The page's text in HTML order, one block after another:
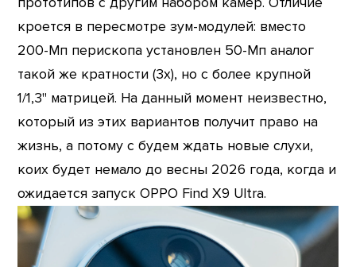
кроется в пересмотре зум-модулей: вместо
200-Мп перископа установлен 50-Мп аналог
такой же кратности (3x), но с более крупной
1/1,3" матрицей. На данный момент неизвестно,
который из этих вариантов получит право на
жизнь, а потому с будем ждать новые слухи,
коих будет немало до весны 2026 года, когда и
ожидается запуск OPPO Find X9 Ultra.